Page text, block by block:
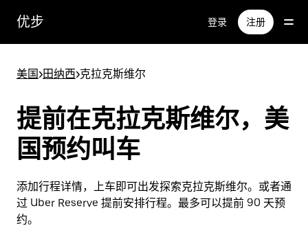
优步 登录 注册
美国>田纳西>克拉克斯维尔
提前在克拉克斯维尔，美
国预约叫车
添加行程详情，上车即可出发探索克拉克斯维尔。或者通
过 Uber Reserve 提前安排行程。最多可以提前 90 天预
约。